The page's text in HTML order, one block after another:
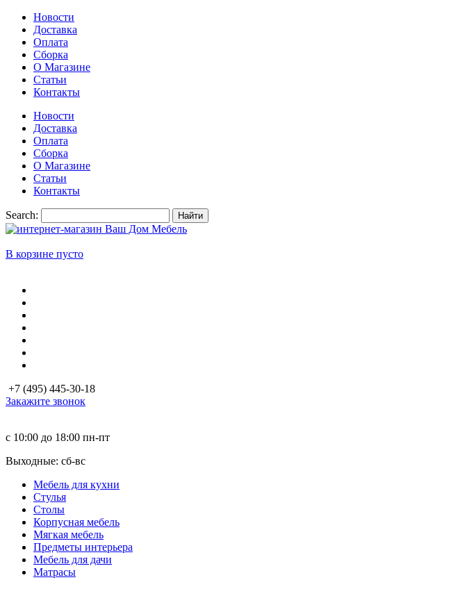
Новости
Доставка
Оплата
Сборка
О Магазине
Статьи
Контакты
Новости
Доставка
Оплата
Сборка
О Магазине
Статьи
Контакты
Search: Найти
В корзине пусто
+7 (495) 445-30-18
Закажите звонок
с 10:00 до 18:00 пн-пт
Выходные: сб-вc
Мебель для кухни
Стулья
Столы
Корпусная мебель
Мягкая мебель
Предметы интерьера
Мебель для дачи
Матраcы